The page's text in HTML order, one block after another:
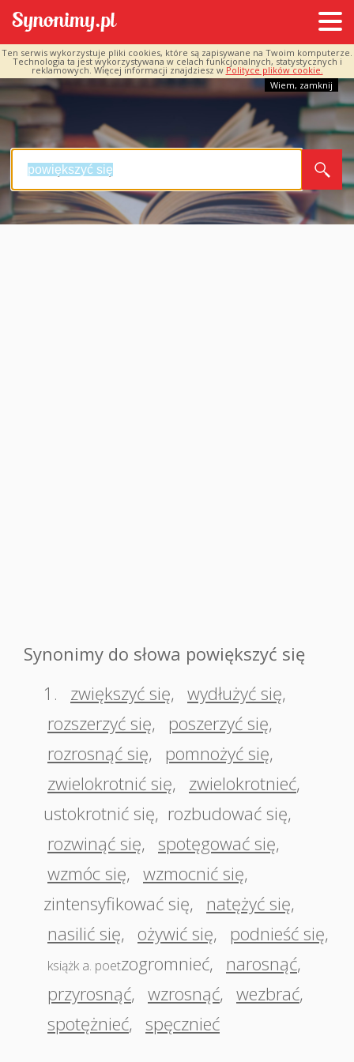
Ten serwis wykorzystuje pliki cookies, które są zapisywane na Twoim komputerze.
Technologia ta jest wykorzystywana w celach funkcjonalnych, statystycznych i
reklamowych. Więcej informacji znajdziesz w Polityce plików cookie.
Wiem, zamknij
Synonimy do słowa powiększyć się
1.
zwiększyć się, wydłużyć się,
rozszerzyć się, poszerzyć się,
rozrosnąć się, pomnożyć się,
zwielokrotnić się, zwielokrotnieć,
ustokrotnić się, rozbudować się,
rozwinąć się, spotęgować się,
wzmóc się, wzmocnić się,
zintensyfikować się, natężyć się,
nasilić się, ożywić się, podnieść się,
książk a. poetzogromnieć, narosnąć,
przyrosnąć, wzrosnąć, wezbrać,
spotężnieć, spęcznieć